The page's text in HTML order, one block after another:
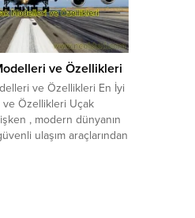
ve Özellikleri
ve Özellikleri En İyi
Özellikleri Uçak
, modern dünyanın
ulaşım araçlarından
uçak teknolojisi
farklı uçak modeli